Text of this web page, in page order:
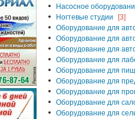
Насосное
Ногтевые студии
[3]
Оборудование для
Оборудование для
Оборудование для
Оборудование для
Оборудование для
Оборудование для
Оборудование для
Оборудование для
Оборудование для